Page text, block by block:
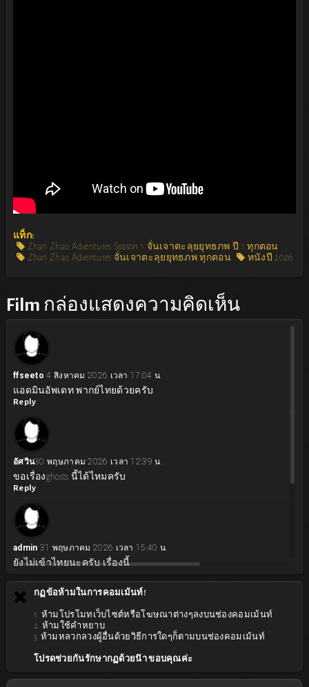
แท็ก:
Zhan Zhao Adventures Season 1 จั่นเจาตะลุยยุทธภพ ปี 1 ทุกตอน
Zhan Zhao Adventures จั่นเจาตะลุยยุทธภพ ทุกตอน
หนังปี 2026
Film กล่องแสดงความคิดเห็น
ffseeto 4 สิงหาคม 2026 เวลา 17:04 น.
แอดมินอัพเดท พากย์ไทยด้วยครับ
Reply
อัศวิน​30 พฤษภาคม 2026 เวลา 12:39 น.
ขอเรื่องghosts นี้ได้ไหมครับ
Reply
admin 31 พฤษภาคม 2026 เวลา 15:40 น.
ยังไม่เข้าไทยนะครับ เรื่องนี้
ผู้สนับสนุนครับ15 พฤษภาคม 2026 เวลา 0:22 น.
เพราะอ่านไม่ค่อยทันครับ
กฏข้อห้ามในการคอมเม้นท์!
1. ห้ามโปรโมทเว็บไซต์หรือโฆษณาต่างๆลงบนช่องคอมเม้นท์
2. ห้ามใช้คำหยาบ
3. ห้ามหลวกลวงผู้อื่นด้วยวิธีการใดๆก็ตามบนช่องคอมเม้นท์
โปรดช่วยกันรักษากฏด้วยน๊า ขอบคุณค่ะ